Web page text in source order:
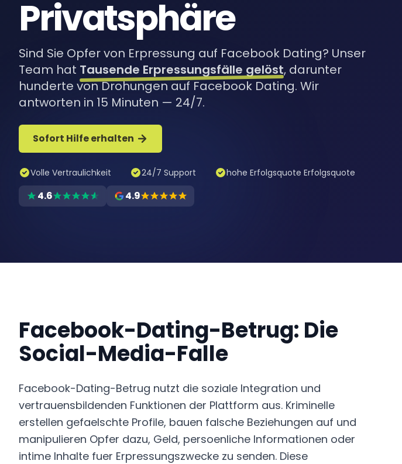
Privatsphäre
Sind Sie Opfer von Erpressung auf Facebook Dating? Unser
Team hat Tausende Erpressungsfälle gelöst, darunter
hunderte von Drohungen auf Facebook Dating. Wir
antworten in 15 Minuten — 24/7.
Sofort Hilfe erhalten
Volle Vertraulichkeit 24/7 Support hohe Erfolgsquote Erfolgsquote
4.6 4.9
Facebook-Dating-Betrug: Die
Social-Media-Falle
Facebook-Dating-Betrug nutzt die soziale Integration und
vertrauensbildenden Funktionen der Plattform aus. Kriminelle
erstellen gefaelschte Profile, bauen falsche Beziehungen auf und
manipulieren Opfer dazu, Geld, persoenliche Informationen oder
intime Inhalte fuer Erpressungszwecke zu senden. Diese